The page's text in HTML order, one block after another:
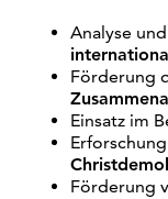
Analyse
Förderung
Einsatz im
Förderung